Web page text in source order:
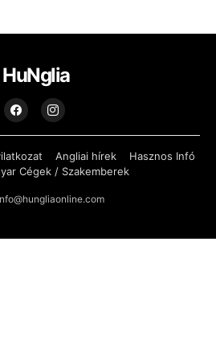
HuNglia
Angliai hírek
Hasznos Infó
Cégek / Szakemberek